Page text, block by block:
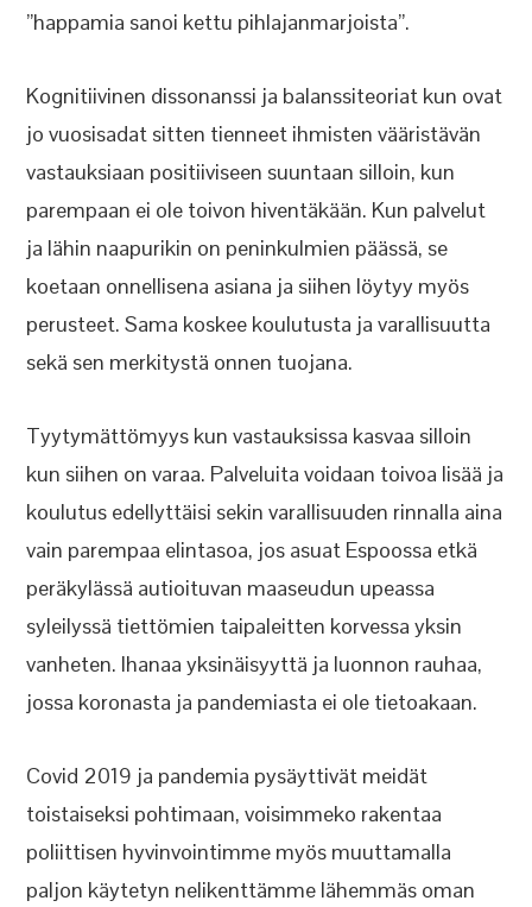
”happamia sanoi kettu pihlajanmarjoista”.
Kognitiivinen dissonanssi ja balanssiteoriat kun ovat
jo vuosisadat sitten tienneet ihmisten vääristävän
vastauksiaan positiiviseen suuntaan silloin, kun
parempaan ei ole toivon hiventäkään. Kun palvelut
ja lähin naapurikin on peninkulmien päässä, se
koetaan onnellisena asiana ja siihen löytyy myös
perusteet. Sama koskee koulutusta ja varallisuutta
sekä sen merkitystä onnen tuojana.
Tyytymättömyys kun vastauksissa kasvaa silloin
kun siihen on varaa. Palveluita voidaan toivoa lisää ja
koulutus edellyttäisi sekin varallisuuden rinnalla aina
vain parempaa elintasoa, jos asuat Espoossa etkä
peräkylässä autioituvan maaseudun upeassa
syleilyssä tiettömien taipaleitten korvessa yksin
vanheten. Ihanaa yksinäisyyttä ja luonnon rauhaa,
jossa koronasta ja pandemiasta ei ole tietoakaan.
Covid 2019 ja pandemia pysäyttivät meidät
toistaiseksi pohtimaan, voisimmeko rakentaa
poliittisen hyvinvointimme myös muuttamalla
paljon käytetyn nelikenttämme lähemmäs oman